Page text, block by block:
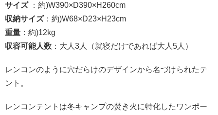
サイズ ：約)W390×D390×H260cm
収納サイズ：約)W68×D23×H23cm
重量 ：約)12kg
収容可能人数 ：大人 3 人（就寝だけであれば大人 5 人）
レンコンのように穴だらけのデザインから名づけられたテ
ント。
レンコンテントは冬キャンプの焚き火に特化したワンポー